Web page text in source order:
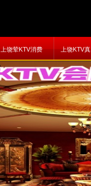
上饶荤KTV消费 上饶KTV